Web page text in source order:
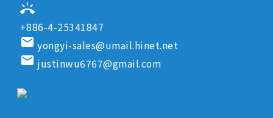
ring_volume
+886-4-25341847
email yongyi-sales@umail.hinet.net
email justinwu6767@gmail.com